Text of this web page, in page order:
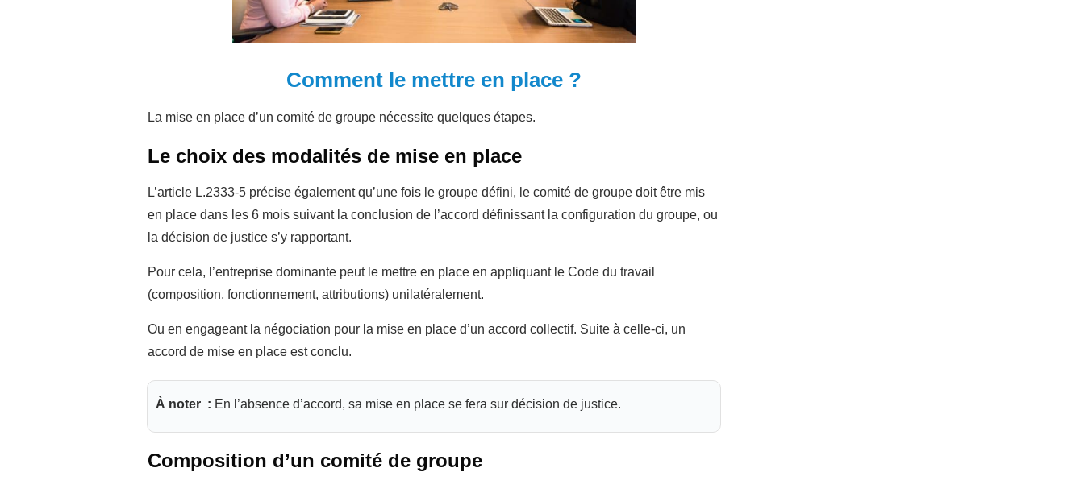
Comment le mettre en place ?
La mise en place d’un comité de groupe nécessite quelques étapes.
Le choix des modalités de mise en place
L’article L.2333-5 précise également qu’une fois le groupe défini, le comité de groupe doit être mis
en place dans les 6 mois suivant la conclusion de l’accord définissant la configuration du groupe, ou
la décision de justice s’y rapportant.
Pour cela, l’entreprise dominante peut le mettre en place en appliquant le Code du travail
(composition, fonctionnement, attributions) unilatéralement.
Ou en engageant la négociation pour la mise en place d’un accord collectif. Suite à celle-ci, un
accord de mise en place est conclu.
À noter : En l’absence d’accord, sa mise en place se fera sur décision de justice.
Composition d’un comité de groupe